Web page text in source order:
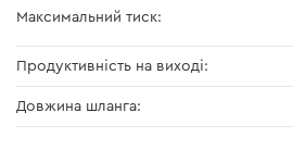
Максимальний тиск:
Продуктивність на виході:
Довжина шланга: